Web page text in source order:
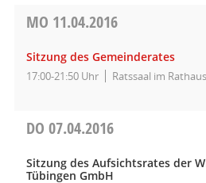
MO 11.04.2016
Sitzung des Gemeinderates
17:00-21:50 Uhr Ratssaal im
DO 07.04.2016
Sitzung des Aufsichtsrates der
Tübingen GmbH